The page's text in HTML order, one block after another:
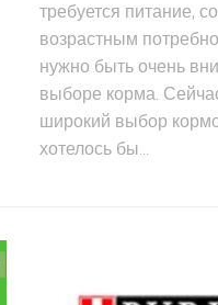
требуется питание,
возрастным
нужно быть очень
выборе корма.
широкий выбор
хотелось бы...